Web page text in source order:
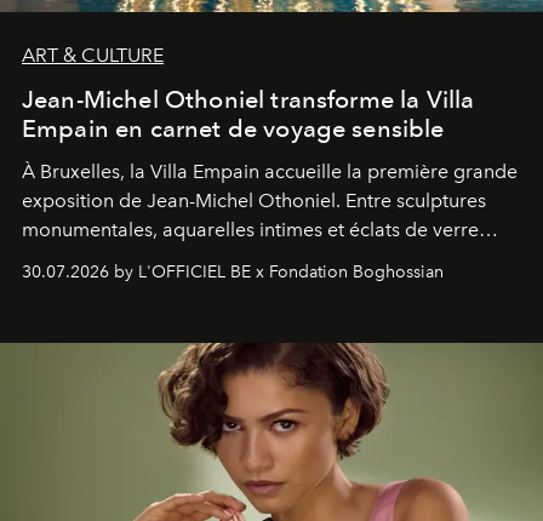
ART & CULTURE
Jean-Michel Othoniel transforme la Villa
Empain en carnet de voyage sensible
À Bruxelles, la Villa Empain accueille la première grande
exposition de Jean-Michel Othoniel. Entre sculptures
monumentales, aquarelles intimes et éclats de verre
soufflé, l’artiste français compose un itinéraire
émotionnel où chaque œuvre devient le souvenir
émerveillement.
30.07.2026 by L'OFFICIEL BE x Fondation Boghossian